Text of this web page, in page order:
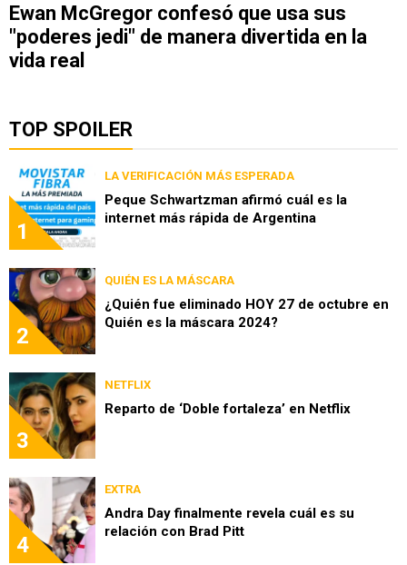
Ewan McGregor confesó que usa sus
"poderes jedi" de manera divertida en la
vida real
TOP SPOILER
1
LA VERIFICACIÓN MÁS ESPERADA
Peque Schwartzman afirmó cuál es la
internet más rápida de Argentina
2
QUIÉN ES LA MÁSCARA
¿Quién fue eliminado HOY 27 de octubre en
Quién es la máscara 2024?
3
NETFLIX
Reparto de ‘Doble fortaleza’ en Netflix
4
EXTRA
Andra Day finalmente revela cuál es su
relación con Brad Pitt